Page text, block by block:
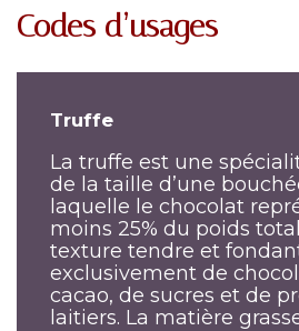
Codes d’usages
Truffe
La truffe est une
de la taille d’une
laquelle le chocolat
moins 25% du poids
texture tendre et
exclusivement de
cacao, de sucres et de
laitiers. La matière